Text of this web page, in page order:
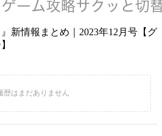
新情報まとめ｜2023年12月号【グ